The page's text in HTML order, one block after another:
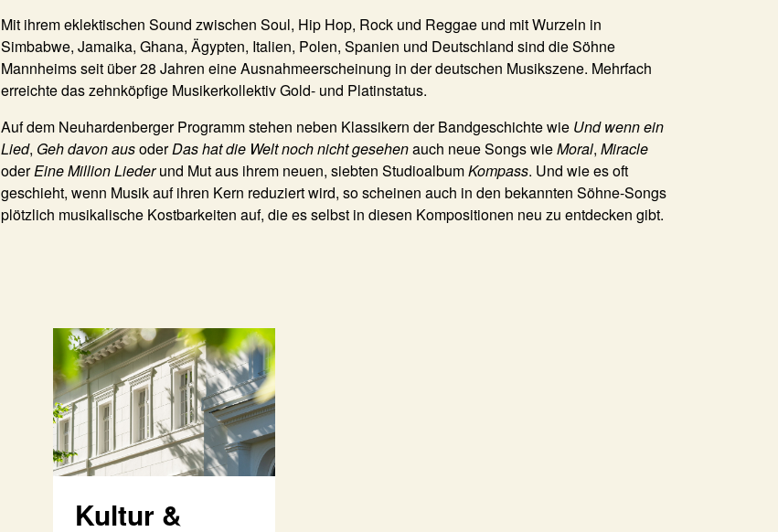
Mit ihrem eklektischen Sound zwischen Soul, Hip Hop, Rock und Reggae und mit Wurzeln in
Simbabwe, Jamaika, Ghana, Ägypten, Italien, Polen, Spanien und Deutschland sind die Söhne
Mannheims seit über 28 Jahren eine Ausnahmeerscheinung in der deutschen Musikszene. Mehrfach
erreichte das zehnköpfige Musikerkollektiv Gold- und Platinstatus.
Auf dem Neuhardenberger Programm stehen neben Klassikern der Bandgeschichte wie Und wenn ein
Lied, Geh davon ausoderDas hat die Welt noch nicht gesehenauch neue Songs wieMoral, Miracle
oderEine Million Liederund Mut aus ihrem neuen, siebten StudioalbumKompass. Und wie es oft
geschieht, wenn Musik auf ihren Kern reduziert wird, so scheinen auch in den bekannten Söhne-Songs
plötzlich musikalische Kostbarkeiten auf, die es selbst in diesen Kompositionen neu zu entdecken gibt.
Kultur &